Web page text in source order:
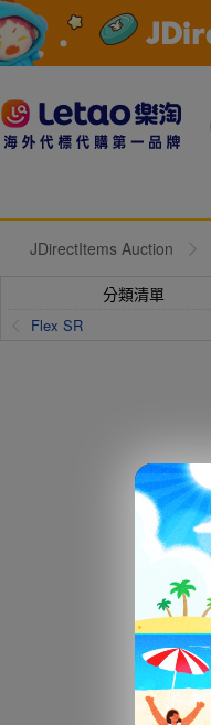
JDirectItems Auction
分類清單
Flex SR